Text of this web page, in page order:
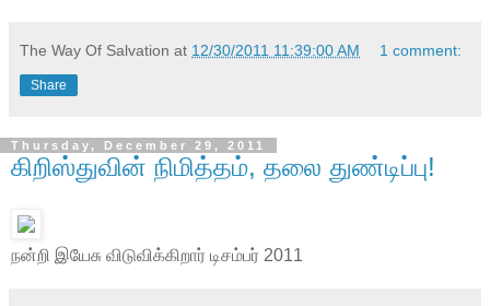
The Way Of Salvation at 12/30/2011 11:39:00 AM 1 comment:
Share
Thursday, December 29, 2011
கிறிஸ்துவின் நிமித்தம், தலை துண்டிப்பு!
நன்றி இயேசு விடுவிக்கிறார் டிசம்பர் 2011